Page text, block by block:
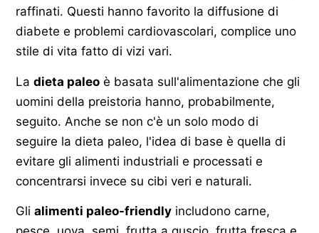
raffinati. Questi hanno favorito la diffusione di
diabete e problemi cardiovascolari, complice uno
stile di vita fatto di vizi vari.
La dieta paleo è basata sull'alimentazione che gli
uomini della preistoria hanno, probabilmente,
seguito. Anche se non c'è un solo modo di
seguire la dieta paleo, l'idea di base è quella di
evitare gli alimenti industriali e processati e
concentrarsi invece su cibi veri e naturali.
Gli alimenti paleo-friendly includono carne,